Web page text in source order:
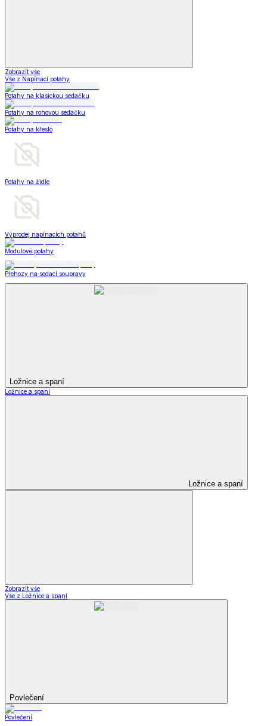
Zobrazit vše
Vše z Napínací potahy
Potahy na klasickou sedačku
Potahy na rohovou sedačku
Potahy na křeslo
Potahy na židle
Výprodej napínacích potahů
Modulové potahy
Přehozy na sedací soupravy
Ložnice a spaní
Ložnice a spaní
Ložnice a spaní
Zobrazit vše
Vše z Ložnice a spaní
Povlečení
Povlečení